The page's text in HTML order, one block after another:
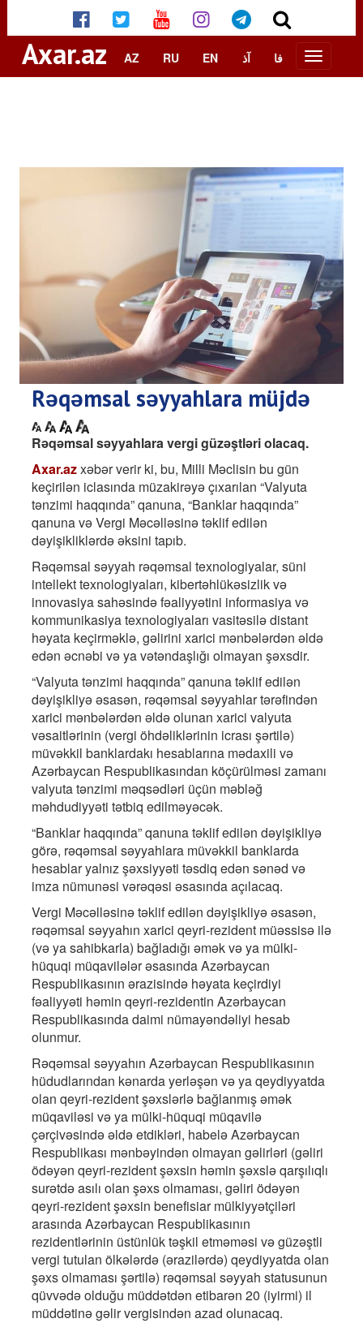
Axar.az AZ RU EN آذ فا
Rəqəmsal səyyahlara müjdə
Rəqəmsal səyyahlara vergi güzəştləri olacaq.
Axar.azxəbər verir ki, bu, Milli Məclisin bu gün
keçirilən iclasında müzakirəyə çıxarılan “Valyuta
tənzimi haqqında” qanuna, “Banklar haqqında”
qanuna və Vergi Məcəlləsinə təklif edilən
dəyişikliklərdə əksini tapıb.
Rəqəmsal səyyah rəqəmsal texnologiyalar, süni
intellekt texnologiyaları, kibertəhlükəsizlik və
innovasiya sahəsində fəaliyyətini informasiya və
kommunikasiya texnologiyaları vasitəsilə distant
həyata keçirməklə, gəlirini xarici mənbələrdən əldə
edən əcnəbi və ya vətəndaşlığı olmayan şəxsdir.
“Valyuta tənzimi haqqında” qanuna təklif edilən
dəyişikliyə əsasən, rəqəmsal səyyahlar tərəfindən
xarici mənbələrdən əldə olunan xarici valyuta
vəsaitlərinin (vergi öhdəliklərinin icrası şərtilə)
müvəkkil banklardakı hesablarına mədaxili və
Azərbaycan Respublikasından köçürülməsi zamanı
valyuta tənzimi məqsədləri üçün məbləğ
məhdudiyyəti tətbiq edilməyəcək.
“Banklar haqqında” qanuna təklif edilən dəyişikliyə
görə, rəqəmsal səyyahlara müvəkkil banklarda
hesablar yalnız şəxsiyyəti təsdiq edən sənəd və
imza nümunəsi vərəqəsi əsasında açılacaq.
Vergi Məcəlləsinə təklif edilən dəyişikliyə əsasən,
rəqəmsal səyyahın xarici qeyri-rezident müəssisə ilə
(və ya sahibkarla) bağladığı əmək və ya mülki-
hüquqi müqavilələr əsasında Azərbaycan
Respublikasının ərazisində həyata keçirdiyi
fəaliyyəti həmin qeyri-rezidentin Azərbaycan
Respublikasında daimi nümayəndəliyi hesab
olunmur.
Rəqəmsal səyyahın Azərbaycan Respublikasının
hüdudlarından kənarda yerləşən və ya qeydiyyatda
olan qeyri-rezident şəxslərlə bağlanmış əmək
müqaviləsi və ya mülki-hüquqi müqavilə
çərçivəsində əldə etdikləri, habelə Azərbaycan
Respublikası mənbəyindən olmayan gəlirləri (gəliri
ödəyən qeyri-rezident şəxsin həmin şəxslə qarşılıqlı
surətdə asılı olan şəxs olmaması, gəliri ödəyən
qeyri-rezident şəxsin benefisiar mülkiyyətçiləri
arasında Azərbaycan Respublikasının
rezidentlərinin üstünlük təşkil etməməsi və güzəştli
vergi tutulan ölkələrdə (ərazilərdə) qeydiyyatda olan
şəxs olmaması şərtilə) rəqəmsal səyyah statusunun
qüvvədə olduğu müddətdən etibarən 20 (iyirmi) il
müddətinə gəlir vergisindən azad olunacaq.